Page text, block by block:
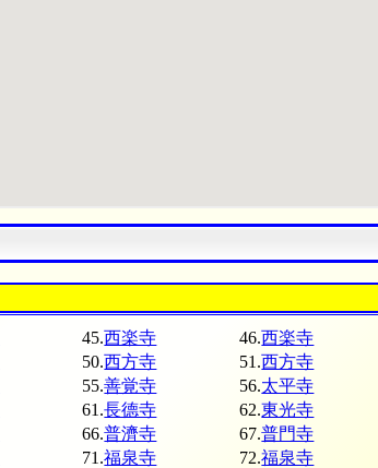
45.西楽寺 46.西楽寺
50.西方寺 51.西方寺
55.善覚寺 56.太平寺
61.長德寺 62.東光寺
66.普濟寺 67.普門寺
71.福泉寺 72.福泉寺